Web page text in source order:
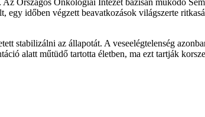
Országos Onkológiai Intézet bázisán működő
időben végzett beavatkozások világszerte
stabilizálni az állapotát. A veseelégtelenség
alatt műtüdő tartotta életben, ma ezt tartják